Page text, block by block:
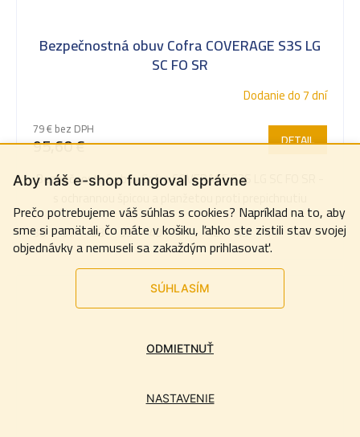
Aby náš e-shop fungoval správne
Prečo potrebujeme váš súhlas s cookies? Napríklad na to, aby
sme si pamätali, čo máte v košiku, ľahko ste zistili stav svojej
objednávky a nemuseli sa zakaždým prihlasovať.
SÚHLASÍM
NASTAVENIE
ODMIETNUŤ
Bezpečnostná obuv Cofra COVERAGE S3S LG
SC FO SR
Dodanie do 7 dní
79 € bez DPH
95,60 € DETAIL
Bezpečnostná obuv Cofra COVERAGE S3S LG SC FO SR -
36
37 38 39 40 41 42 43 44 45 46